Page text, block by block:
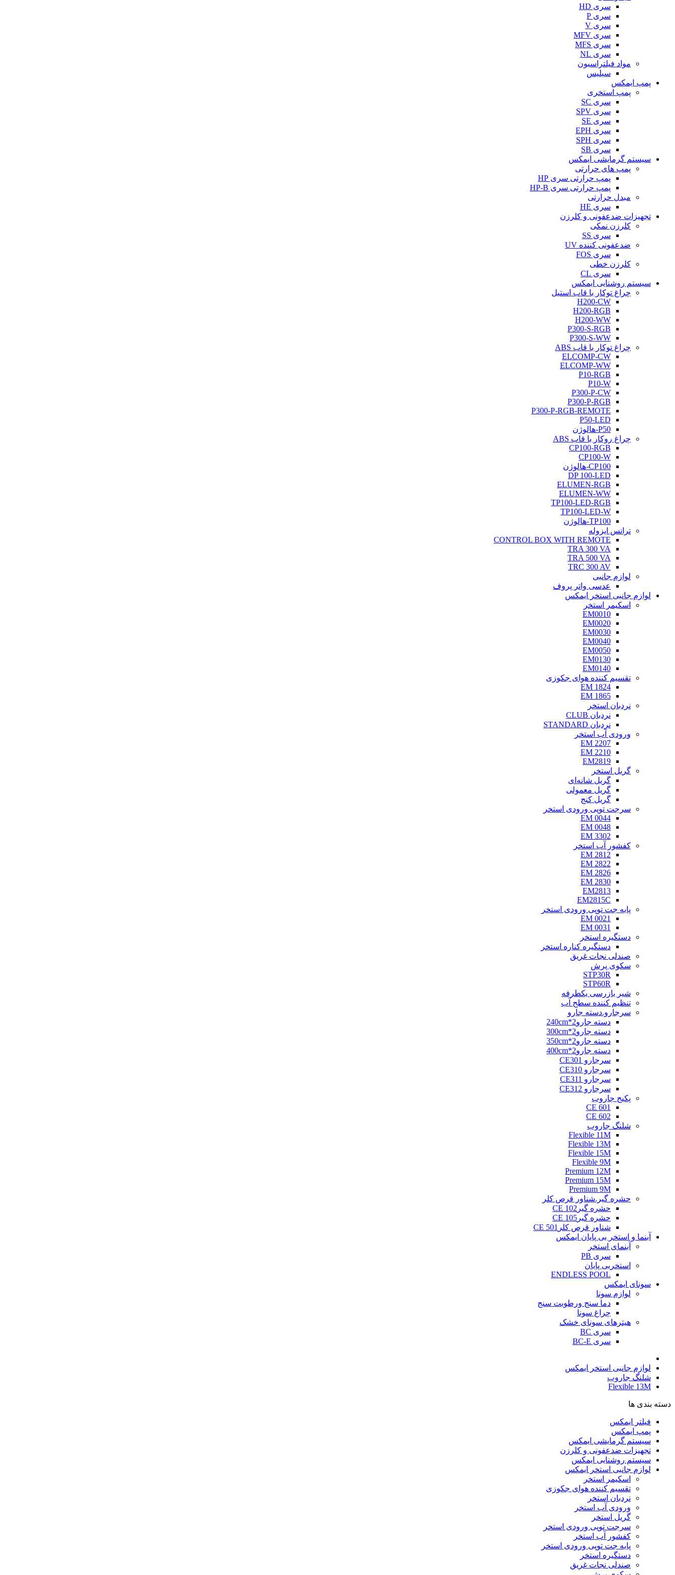
سری HD
سری P
سری V
سری MFV
سری MFS
سری NL
مواد فیلتراسیون
سیلیس
پمپ ایمکس
پمپ استخری
سری SC
سری SPV
سری SE
سری EPH
سری SPH
سری SB
سیستم گرمایشی ایمکس
پمپ های حرارتی
پمپ حرارتی سری HP
پمپ حرارتی سری HP-B
مبدل حرارتی
سری HE
تجهیزات ضدعفونی و کلرزن
کلرزن نمکی
سری SS
ضدعفونی کننده UV
سری FOS
کلرزن خطی
سری CL
سیستم روشنایی ایمکس
چراغ توکار با قاب استیل
H200-CW
H200-RGB
H200-WW
P300-S-RGB
P300-S-WW
چراغ توکار با قاب ABS
ELCOMP-CW
ELCOMP-WW
P10-RGB
P10-W
P300-P-CW
P300-P-RGB
P300-P-RGB-REMOTE
P50-LED
P50-هالوژن
چراغ روکار با قاب ABS
CP100-RGB
CP100-W
CP100-هالوژن
DP 100-LED
ELUMEN-RGB
ELUMEN-WW
TP100-LED-RGB
TP100-LED-W
TP100-هالوژن
ترانس ایزوله
CONTROL BOX WITH REMOTE
TRA 300 VA
TRA 500 VA
TRC 300 AV
لوازم جانبی
عدسی واتر پروف
لوازم جانبی استخر ایمکس
اسکیمر استخر
EM0010
EM0020
EM0030
EM0040
EM0050
EM0130
EM0140
تقسیم کننده هوای جکوزی
EM 1824
EM 1865
نردبان استخر
نردبان CLUB
نردبان STANDARD
ورودی آب استخر
EM 2207
EM 2210
EM2819
گریل استخر
گریل شانه‌ای
گریل معمولی
گریل کنج
سرجت توپی ورودی استخر
EM 0044
EM 0048
EM 3302
کفشور آب استخر
EM 2812
EM 2822
EM 2826
EM 2830
EM2813
EM2815C
پایه جت توپی ورودی استخر
EM 0021
EM 0031
دستگیره استخر
دستگیره کناره استخر
صندلی نجات غریق
سکوی پرش
STP30R
STP60R
شیر بازرسی یکطرفه
تنظیم کننده سطح آب
سرجارو.دسته جارو
دسته جارو2*240cm
دسته جارو2*300cm
دسته جارو2*350cm
دسته جارو2*400cm
سرجارو CE301
سرجارو CE310
سرجارو CE311
سرجارو CE312
پکیج جاروب
CE 601
CE 602
شلنگ جاروب
Flexible 11M
Flexible 13M
Flexible 15M
Flexible 9M
Premium 12M
Premium 15M
Premium 9M
حشره گیر.شناور قرص کلر
حشره گیرCE 102
حشره گیرCE 105
شناور قرص کلرCE 501
آبنما و استخر بی پایان ایمکس
آبنمای استخر
سری PB
استخربی پایان
ENDLESS POOL
سونای ایمکس
لوازم سونا
دما سنج ورطوبت سنج
چراغ سونا
هیترهای سونای خشک
سری BC
سری BC-E
لوازم جانبی استخر ایمکس
شلنگ جاروب
Flexible 13M
دسته بندی ها
فیلتر ایمکس
پمپ ایمکس
سیستم گرمایشی ایمکس
تجهیزات ضدعفونی و کلرزن
سیستم روشنایی ایمکس
لوازم جانبی استخر ایمکس
اسکیمر استخر
تقسیم کننده هوای جکوزی
نردبان استخر
ورودی آب استخر
گریل استخر
سرجت توپی ورودی استخر
کفشور آب استخر
پایه جت توپی ورودی استخر
دستگیره استخر
صندلی نجات غریق